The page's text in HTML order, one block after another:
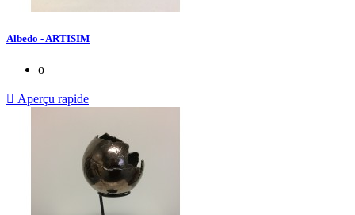
Albedo - ARTISIM
o
 Aperçu rapide